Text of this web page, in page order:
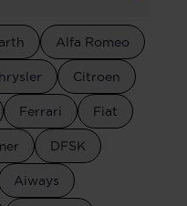
Alfa Romeo
Citroen
Ferrari Fiat
DFSK
Aiways